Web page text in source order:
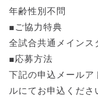
年齢性別不問
■ご協力特典
全試合共通メインス
■応募方法
下記の申込メールア
ルにてお申込くださ